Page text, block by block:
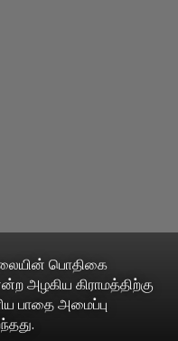
பொதிகை
அழகிய கிராமத்திற்கு
பாதை அமைப்பு